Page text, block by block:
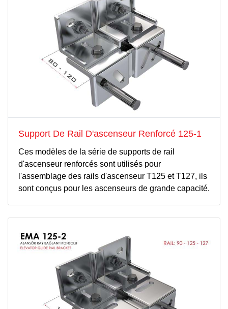
Support De Rail D'ascenseur Renforcé 125-1
Ces modèles de la série de supports de rail
d'ascenseur renforcés sont utilisés pour
l'assemblage des rails d'ascenseur T125 et T127, ils
sont conçus pour les ascenseurs de grande capacité.